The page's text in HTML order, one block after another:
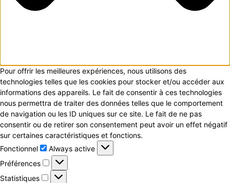
Pour offrir les meilleures expériences, nous utilisons des
technologies telles que les cookies pour stocker et/ou accéder aux
informations des appareils. Le fait de consentir à ces technologies
nous permettra de traiter des données telles que le comportement
de navigation ou les ID uniques sur ce site. Le fait de ne pas
consentir ou de retirer son consentement peut avoir un effet négatif
sur certaines caractéristiques et fonctions.
Fonctionnel
Fonctionnel
Always active
Préférences
Préférences
Statistiques
Statistiques